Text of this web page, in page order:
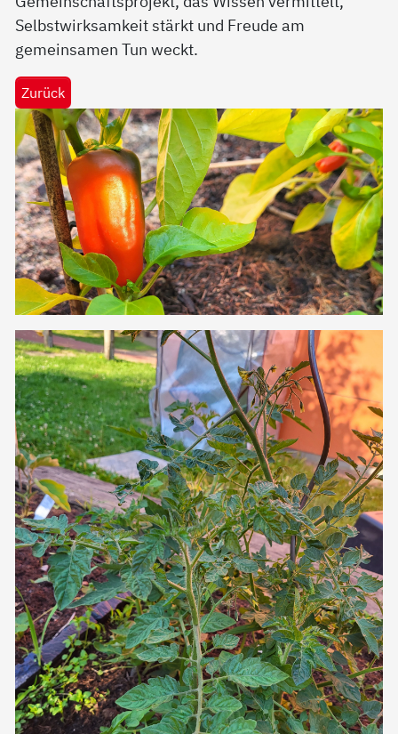
Selbstwirksamkeit stärkt und Freude am
gemeinsamen Tun weckt.
Zurück